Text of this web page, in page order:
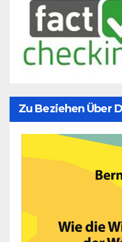
Zu Beziehen Über